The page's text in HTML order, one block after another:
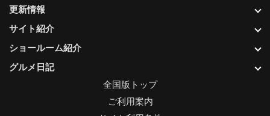
更新情報
サイト紹介
ショールーム紹介
グルメ日記
全国版トップ
ご利用案内